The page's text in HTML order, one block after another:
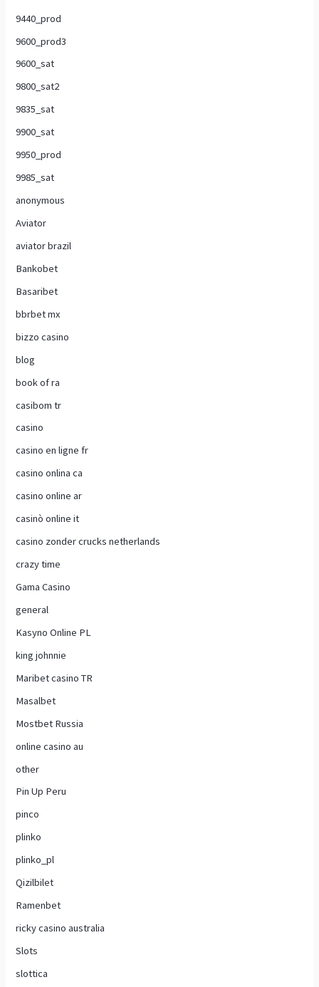
9440_prod
9600_prod3
9600_sat
9800_sat2
9835_sat
9900_sat
9950_prod
9985_sat
anonymous
Aviator
aviator brazil
Bankobet
Basaribet
bbrbet mx
bizzo casino
blog
book of ra
casibom tr
casino
casino en ligne fr
casino onlina ca
casino online ar
casinò online it
casino zonder crucks netherlands
crazy time
Gama Casino
general
Kasyno Online PL
king johnnie
Maribet casino TR
Masalbet
Mostbet Russia
online casino au
other
Pin Up Peru
pinco
plinko
plinko_pl
Qizilbilet
Ramenbet
ricky casino australia
Slots
slottica